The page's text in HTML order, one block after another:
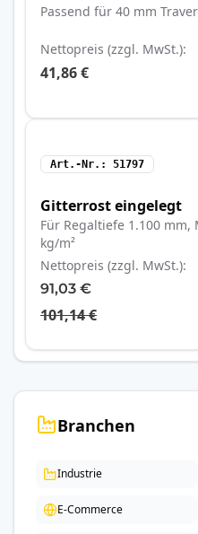
Passend für 40 mm
Nettopreis (zzgl. MwSt.)
41,86 €
Art.-Nr. 51797
Gitterrost eingelegt
Für Regaltiefe 1.100
kg/m²
Nettopreis (zzgl. MwSt.)
91,03 €
101,14 €
Branchen
Industrie
E-Commerce